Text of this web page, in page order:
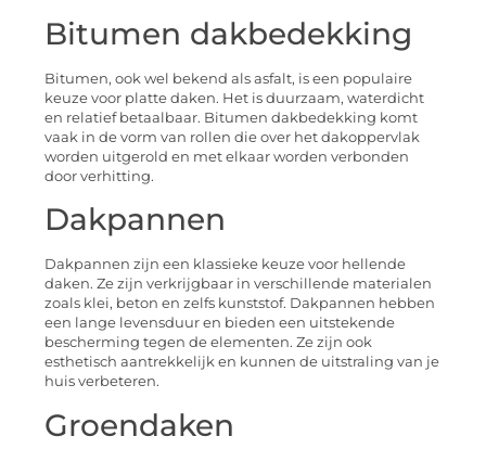
Bitumen dakbedekking
Bitumen, ook wel bekend als asfalt, is een populaire
keuze voor platte daken. Het is duurzaam, waterdicht
en relatief betaalbaar. Bitumen dakbedekking komt
vaak in de vorm van rollen die over het dakoppervlak
worden uitgerold en met elkaar worden verbonden
door verhitting.
Dakpannen
Dakpannen zijn een klassieke keuze voor hellende
daken. Ze zijn verkrijgbaar in verschillende materialen
zoals klei, beton en zelfs kunststof. Dakpannen hebben
een lange levensduur en bieden een uitstekende
bescherming tegen de elementen. Ze zijn ook
esthetisch aantrekkelijk en kunnen de uitstraling van je
huis verbeteren.
Groendaken